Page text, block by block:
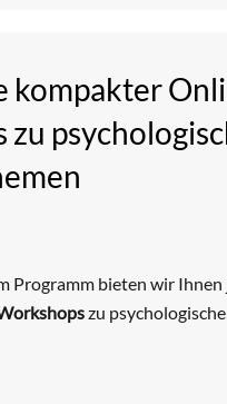
kompakter
Programm bieten wir
zu